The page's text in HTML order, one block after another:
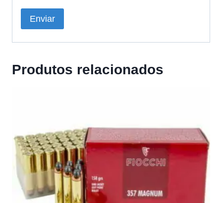
Produtos relacionados